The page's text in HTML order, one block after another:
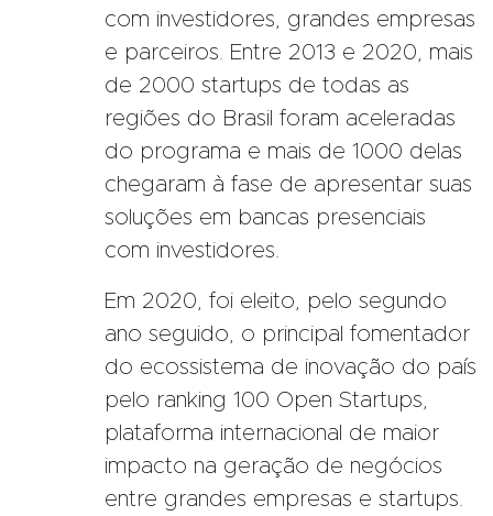
com investidores, grandes empresas
e parceiros. Entre 2013 e 2020, mais
de 2000 startups de todas as
regiões do Brasil foram aceleradas
do programa e mais de 1000 delas
chegaram à fase de apresentar suas
soluções em bancas presenciais
com investidores.
Em 2020, foi eleito, pelo segundo
ano seguido, o principal fomentador
do ecossistema de inovação do país
pelo ranking 100 Open Startups,
plataforma internacional de maior
impacto na geração de negócios
entre grandes empresas e startups.